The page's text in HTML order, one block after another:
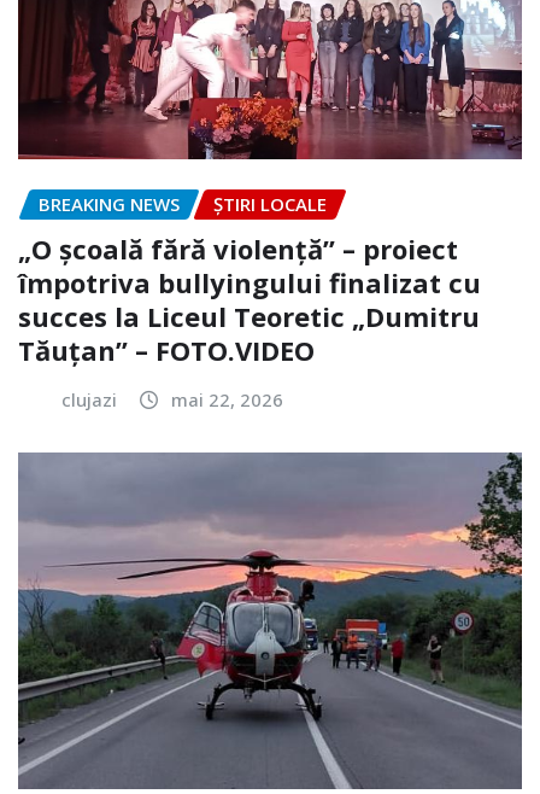
BREAKING NEWS ȘTIRI LOCALE
„O școală fără violență” – proiect
împotriva bullyingului finalizat cu
succes la Liceul Teoretic „Dumitru
Tăuțan” – FOTO.VIDEO
clujazi mai 22, 2026